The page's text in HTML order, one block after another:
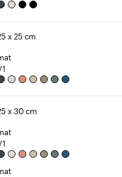
x 25 cm
x 30 cm